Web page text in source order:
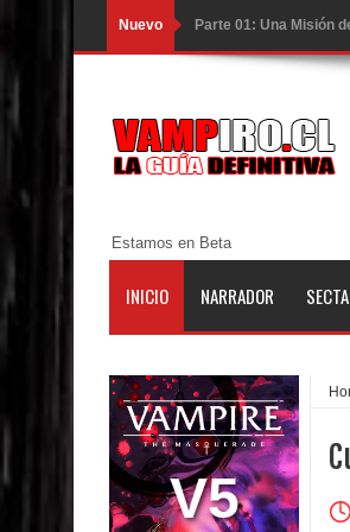
Nuevo Parte 01: Una Misión
Parte 03: Forastero
Parte 10: El Secreto
Parte 09: Los Muertos
Parte 05: Sitiados
Parte 04: Se Descubre
Parte 03: Una Piraña
Parte 02: Los Muertos
Estamos en Beta
INICIO NARRADOR
V5